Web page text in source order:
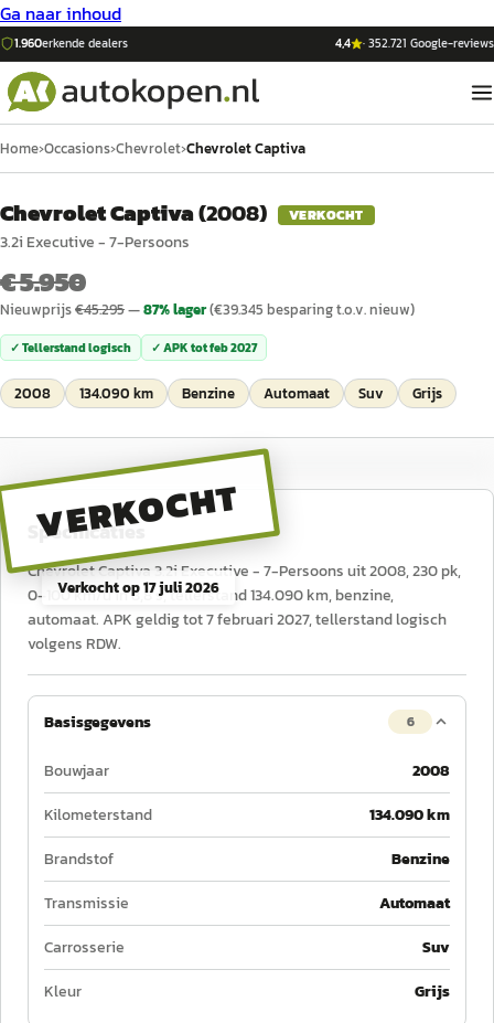
Ga naar inhoud
1.960erkende dealers 4,4 ·352.721 Google-reviews
Home›Occasions›Chevrolet›Chevrolet Captiva
Chevrolet Captiva(2008) VERKOCHT
3.2i Executive - 7-Persoons
€ 5.950
Nieuwprijs€45.295—87% lager(€39.345 besparing t.o.v. nieuw)
✓ Tellerstand logisch ✓ APK totfeb 2027
2008 134.090 km Benzine Automaat Suv Grijs
VERKOCHT
Verkocht op17 juli 2026
Specificaties
Chevrolet Captiva 3.2i Executive - 7-Persoons uit 2008, 230 pk,
0–100 km/u in 8,8 s, tellerstand 134.090 km, benzine,
automaat. APK geldig tot 7 februari 2027, tellerstand logisch
volgens RDW.
Basisgegevens 6
Bouwjaar
2008
Kilometerstand
134.090 km
Brandstof
Benzine
Transmissie
Automaat
Carrosserie
Suv
Kleur
Grijs